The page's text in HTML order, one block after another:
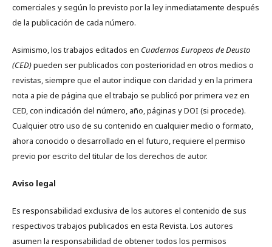
comerciales y según lo previsto por la ley inmediatamente después
de la publicación de cada número.
Asimismo, los trabajos editados en Cuadernos Europeos de Deusto
(CED)pueden ser publicados con posterioridad en otros medios o
revistas, siempre que el autor indique con claridad y en la primera
nota a pie de página que el trabajo se publicó por primera vez en
CED, con indicación del número, año, páginas y DOI (si procede).
Cualquier otro uso de su contenido en cualquier medio o formato,
ahora conocido o desarrollado en el futuro, requiere el permiso
previo por escrito del titular de los derechos de autor.
Aviso legal
Es responsabilidad exclusiva de los autores el contenido de sus
respectivos trabajos publicados en esta Revista. Los autores
asumen la responsabilidad de obtener todos los permisos